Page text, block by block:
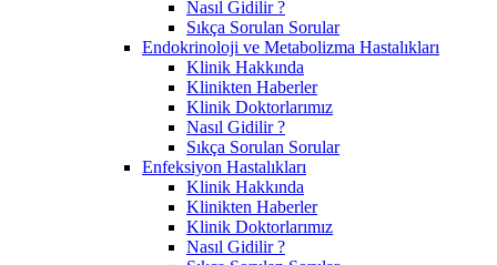
Nasıl Gidilir ?
Sıkça Sorulan Sorular
Endokrinoloji ve Metabolizma Hastalıkları
Klinik Hakkında
Klinikten Haberler
Klinik Doktorlarımız
Nasıl Gidilir ?
Sıkça Sorulan Sorular
Enfeksiyon Hastalıkları
Klinik Hakkında
Klinikten Haberler
Klinik Doktorlarımız
Nasıl Gidilir ?